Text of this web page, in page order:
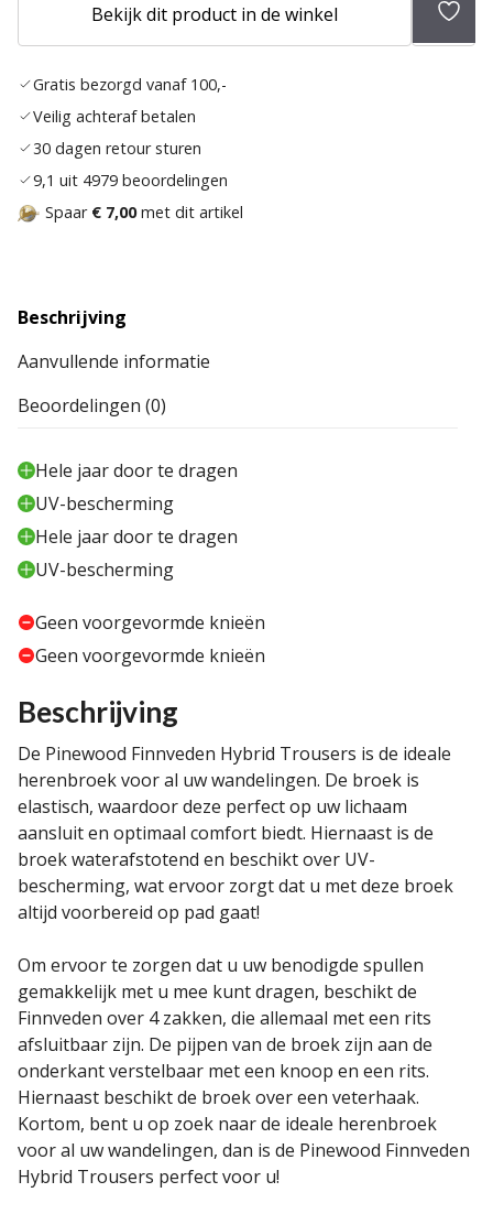
Bekijk dit product in de winkel
Gratis bezorgd vanaf 100,-
Veilig achteraf betalen
30 dagen retour sturen
9,1 uit 4979 beoordelingen
Spaar € 7,00met dit artikel
Beschrijving
Aanvullende informatie
Beoordelingen (0)
Hele jaar door te dragen
UV-bescherming
Hele jaar door te dragen
UV-bescherming
Geen voorgevormde knieën
Geen voorgevormde knieën
Beschrijving
De Pinewood Finnveden Hybrid Trousers is de ideale
herenbroek voor al uw wandelingen. De broek is
elastisch, waardoor deze perfect op uw lichaam
aansluit en optimaal comfort biedt. Hiernaast is de
broek waterafstotend en beschikt over UV-
bescherming, wat ervoor zorgt dat u met deze broek
altijd voorbereid op pad gaat!
Om ervoor te zorgen dat u uw benodigde spullen
gemakkelijk met u mee kunt dragen, beschikt de
Finnveden over 4 zakken, die allemaal met een rits
afsluitbaar zijn. De pijpen van de broek zijn aan de
onderkant verstelbaar met een knoop en een rits.
Hiernaast beschikt de broek over een veterhaak.
Kortom, bent u op zoek naar de ideale herenbroek
voor al uw wandelingen, dan is de Pinewood Finnveden
Hybrid Trousers perfect voor u!